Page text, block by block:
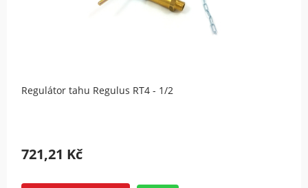
Regulátor tahu Regulus RT4 - 1/2
721,21 Kč